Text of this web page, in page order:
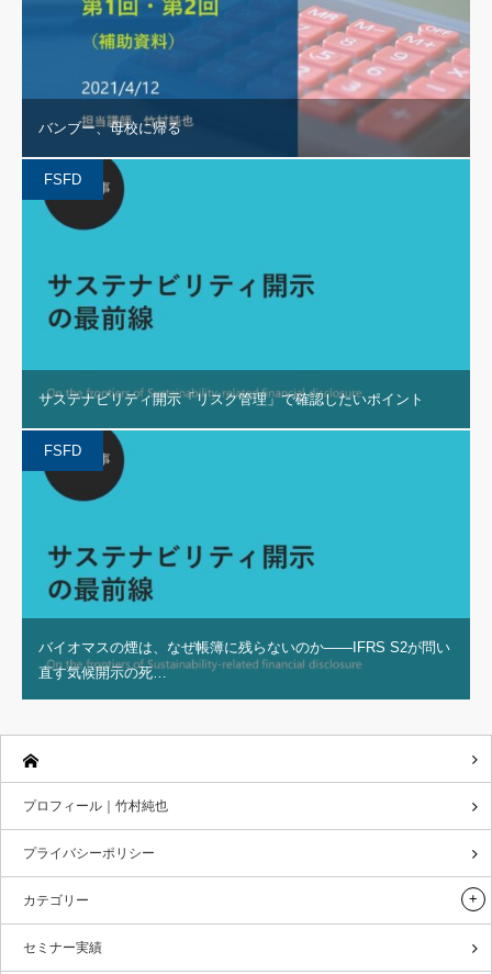
バンブー、母校に帰る
FSFD
サステナビリティ開示「リスク管理」で確認したいポイント
FSFD
バイオマスの煙は、なぜ帳簿に残らないのか——IFRS S2が問い
直す気候開示の死…
プロフィール｜竹村純也
プライバシーポリシー
カテゴリー
セミナー実績